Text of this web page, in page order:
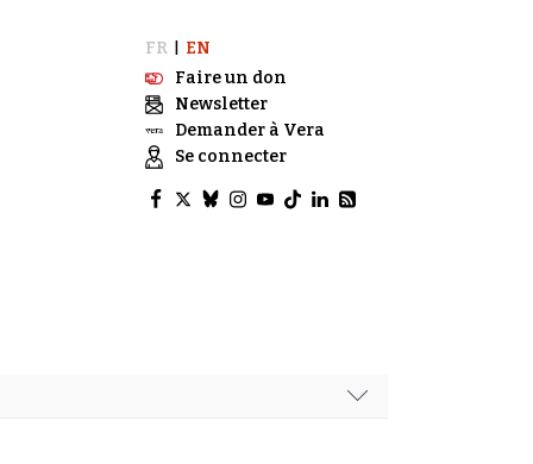
FR
EN
Faire un don
Newsletter
Demander à Vera
Se connecter